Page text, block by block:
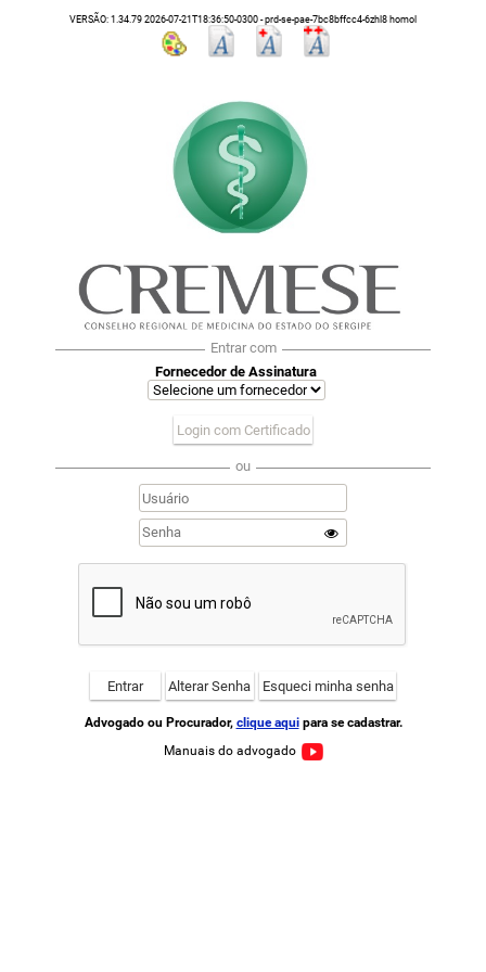
VERSÃO: 1.34.79 2026-07-21T18:36:50-0300 - prd-se-pae-7bc8bffcc4-6zhl8 homol
Entrar com
Fornecedor de Assinatura
Login com Certificado
ou
Advogado ou Procurador, clique aquipara se cadastrar.
Manuais do advogado